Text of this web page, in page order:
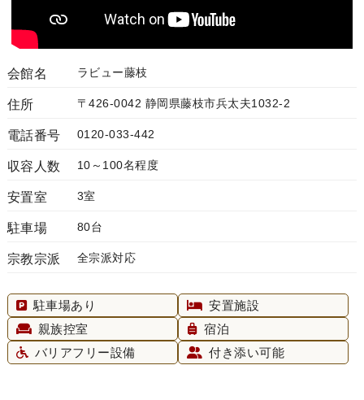
会館名 ラビュー藤枝
住所 〒426-0042 静岡県藤枝市兵太夫1032-2
電話番号 0120-033-442
収容人数 10～100名程度
安置室 3室
駐車場 80台
宗教宗派 全宗派対応
駐車場あり
安置施設
親族控室
宿泊
バリアフリー設備
付き添い可能